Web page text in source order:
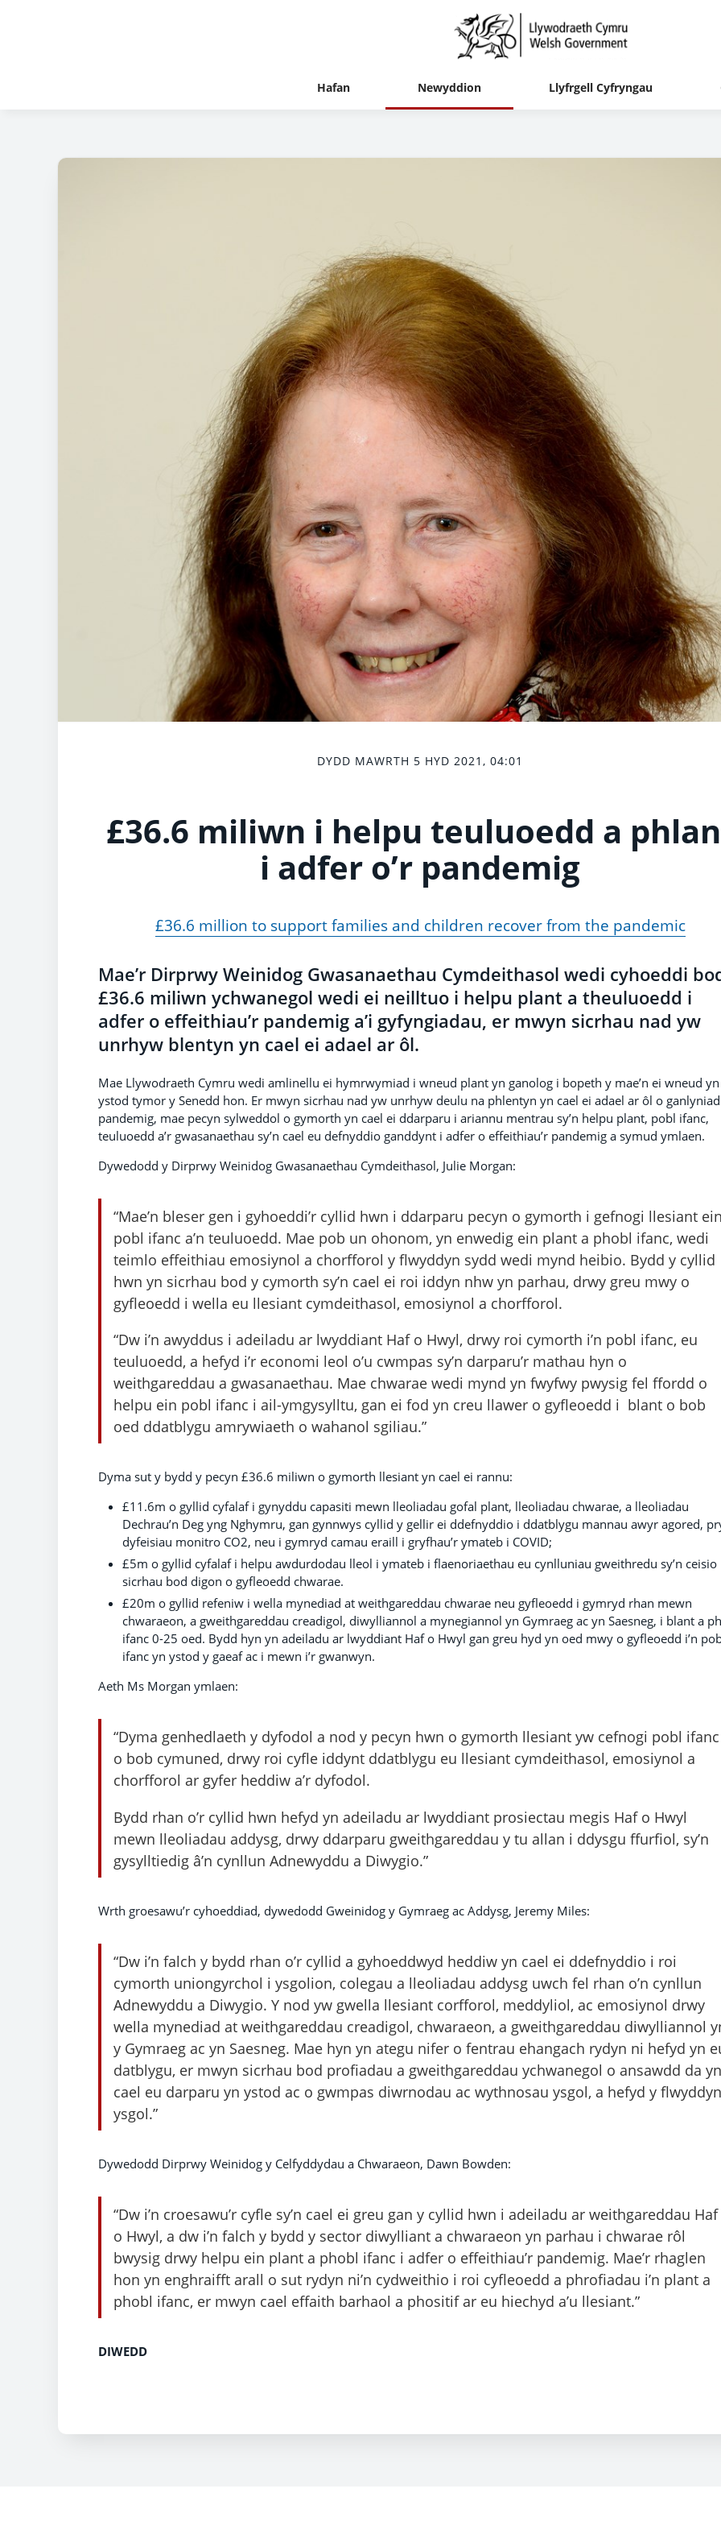
Hafan Newyddion Llyfrgell Cyfryngau
DYDD MAWRTH 5 HYD 2021, 04:01
£36.6 miliwn i helpu teuluoedd a
i adfer o’r pandemig
£36.6 million to support families and children recover from the pandemic
Mae’r Dirprwy Weinidog Gwasanaethau Cymdeithasol wedi cyhoeddi
£36.6 miliwn ychwanegol wedi ei neilltuo i helpu plant a theuluoedd i
adfer o effeithiau’r pandemig a’i gyfyngiadau, er mwyn sicrhau nad yw
unrhyw blentyn yn cael ei adael ar ôl.
Mae Llywodraeth Cymru wedi amlinellu ei hymrwymiad i wneud plant yn ganolog i bopeth y mae’n ei wneud yn
ystod tymor y Senedd hon. Er mwyn sicrhau nad yw unrhyw deulu na phlentyn yn cael ei adael ar ôl o ganlyniad
pandemig, mae pecyn sylweddol o gymorth yn cael ei ddarparu i ariannu mentrau sy’n helpu plant, pobl ifanc,
teuluoedd a’r gwasanaethau sy’n cael eu defnyddio ganddynt i adfer o effeithiau’r pandemig a symud ymlaen.
Dywedodd y Dirprwy Weinidog Gwasanaethau Cymdeithasol, Julie Morgan:
“Mae’n bleser gen i gyhoeddi’r cyllid hwn i ddarparu pecyn o gymorth i gefnogi llesiant
pobl ifanc a’n teuluoedd. Mae pob un ohonom, yn enwedig ein plant a phobl ifanc, wedi
teimlo effeithiau emosiynol a chorfforol y flwyddyn sydd wedi mynd heibio. Bydd y cyllid
hwn yn sicrhau bod y cymorth sy’n cael ei roi iddyn nhw yn parhau, drwy greu mwy o
gyfleoedd i wella eu llesiant cymdeithasol, emosiynol a chorfforol.
“Dw i’n awyddus i adeiladu ar lwyddiant Haf o Hwyl, drwy roi cymorth i’n pobl ifanc, eu
teuluoedd, a hefyd i’r economi leol o’u cwmpas sy’n darparu’r mathau hyn o
weithgareddau a gwasanaethau. Mae chwarae wedi mynd yn fwyfwy pwysig fel ffordd o
helpu ein pobl ifanc i ail-ymgysylltu, gan ei fod yn creu llawer o gyfleoedd i blant o bob
oed ddatblygu amrywiaeth o wahanol sgiliau.”
Dyma sut y bydd y pecyn £36.6 miliwn o gymorth llesiant yn cael ei rannu:
£11.6m o gyllid cyfalaf i gynyddu capasiti mewn lleoliadau gofal plant, lleoliadau chwarae, a lleoliadau
Dechrau’n Deg yng Nghymru, gan gynnwys cyllid y gellir ei ddefnyddio i ddatblygu mannau awyr agored,
dyfeisiau monitro CO2, neu i gymryd camau eraill i gryfhau’r ymateb i COVID;
£5m o gyllid cyfalaf i helpu awdurdodau lleol i ymateb i flaenoriaethau eu cynlluniau gweithredu sy’n ceisio
sicrhau bod digon o gyfleoedd chwarae.
£20m o gyllid refeniw i wella mynediad at weithgareddau chwarae neu gyfleoedd i gymryd rhan mewn
chwaraeon, a gweithgareddau creadigol, diwylliannol a mynegiannol yn Gymraeg ac yn Saesneg, i blant a
ifanc 0-25 oed. Bydd hyn yn adeiladu ar lwyddiant Haf o Hwyl gan greu hyd yn oed mwy o gyfleoedd i’n
ifanc yn ystod y gaeaf ac i mewn i’r gwanwyn.
Aeth Ms Morgan ymlaen:
“Dyma genhedlaeth y dyfodol a nod y pecyn hwn o gymorth llesiant yw cefnogi pobl ifanc
o bob cymuned, drwy roi cyfle iddynt ddatblygu eu llesiant cymdeithasol, emosiynol a
chorfforol ar gyfer heddiw a’r dyfodol.
Bydd rhan o’r cyllid hwn hefyd yn adeiladu ar lwyddiant prosiectau megis Haf o Hwyl
mewn lleoliadau addysg, drwy ddarparu gweithgareddau y tu allan i ddysgu ffurfiol, sy’n
gysylltiedig â’n cynllun Adnewyddu a Diwygio.”
Wrth groesawu’r cyhoeddiad, dywedodd Gweinidog y Gymraeg ac Addysg, Jeremy Miles:
“Dw i’n falch y bydd rhan o’r cyllid a gyhoeddwyd heddiw yn cael ei ddefnyddio i roi
cymorth uniongyrchol i ysgolion, colegau a lleoliadau addysg uwch fel rhan o’n cynllun
Adnewyddu a Diwygio. Y nod yw gwella llesiant corfforol, meddyliol, ac emosiynol drwy
wella mynediad at weithgareddau creadigol, chwaraeon, a gweithgareddau diwylliannol
y Gymraeg ac yn Saesneg. Mae hyn yn ategu nifer o fentrau ehangach rydyn ni hefyd yn
datblygu, er mwyn sicrhau bod profiadau a gweithgareddau ychwanegol o ansawdd da yn
cael eu darparu yn ystod ac o gwmpas diwrnodau ac wythnosau ysgol, a hefyd y flwyddyn
ysgol.”
Dywedodd Dirprwy Weinidog y Celfyddydau a Chwaraeon, Dawn Bowden:
“Dw i’n croesawu’r cyfle sy’n cael ei greu gan y cyllid hwn i adeiladu ar weithgareddau Haf
o Hwyl, a dw i’n falch y bydd y sector diwylliant a chwaraeon yn parhau i chwarae rôl
bwysig drwy helpu ein plant a phobl ifanc i adfer o effeithiau’r pandemig. Mae’r rhaglen
hon yn enghraifft arall o sut rydyn ni’n cydweithio i roi cyfleoedd a phrofiadau i’n plant a
phobl ifanc, er mwyn cael effaith barhaol a phositif ar eu hiechyd a’u llesiant.”
DIWEDD